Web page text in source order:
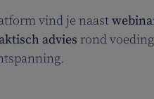
vind je naast
advies rond